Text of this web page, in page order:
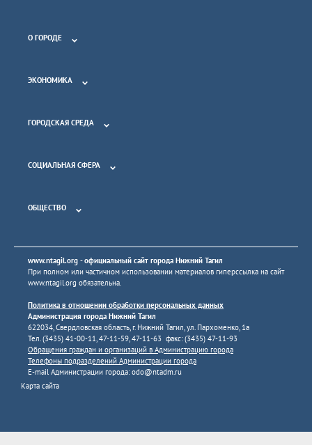
О ГОРОДЕ
ЭКОНОМИКА
ГОРОДСКАЯ СРЕДА
СОЦИАЛЬНАЯ СФЕРА
ОБЩЕСТВО
www.ntagil.org - официальный сайт города Нижний Тагил
При полном или частичном использовании материалов гиперссылка на сайт
www.ntagil.org обязательна.
Политика в отношении обработки персональных данных
Администрация города Нижний Тагил
622034, Свердловская область, г. Нижний Тагил, ул. Пархоменко, 1а
Тел. (3435) 41-00-11, 47-11-59, 47-11-63 факс: (3435) 47-11-93
Обращения граждан и организаций в Администрацию города
Телефоны подразделений Администрации города
E-mail Администрации города:odo@ntadm.ru
Карта сайта